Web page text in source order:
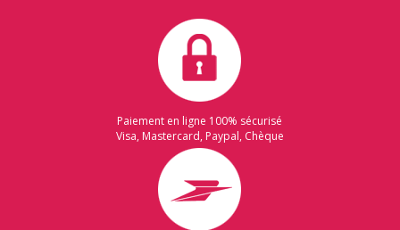
Paiement en ligne 100% sécurisé
Visa, Mastercard, Paypal, Chèque